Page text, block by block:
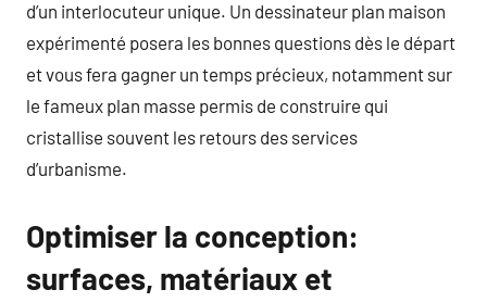
d’un interlocuteur unique. Un dessinateur plan maison
expérimenté posera les bonnes questions dès le départ
et vous fera gagner un temps précieux, notamment sur
le fameux plan masse permis de construire qui
cristallise souvent les retours des services
d’urbanisme.
Optimiser la conception:
surfaces, matériaux et